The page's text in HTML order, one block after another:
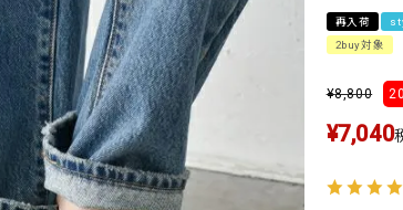
ロング・マキシ丈
プ・キャミソール
ンツ ロング・マキシ丈
スウェット・パーカー
ニット
デニムパンツ
サ
スカ
ジ
再入荷
2buy対象
¥8,800
¥7,040